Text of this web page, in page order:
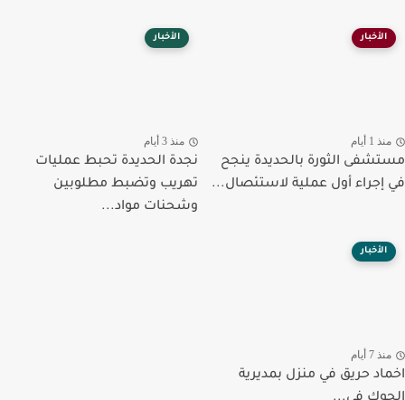
الأخبار
1 أيام
الثورة بالحديدة ينجح
أول عملية لاستئصال...
الأخبار
منذ 3 أيام
نجدة الحديدة تحبط عمليات
تهريب وتضبط مطلوبين
وشحنات مواد...
الأخبار
7 أيام
حريق في منزل بمديرية